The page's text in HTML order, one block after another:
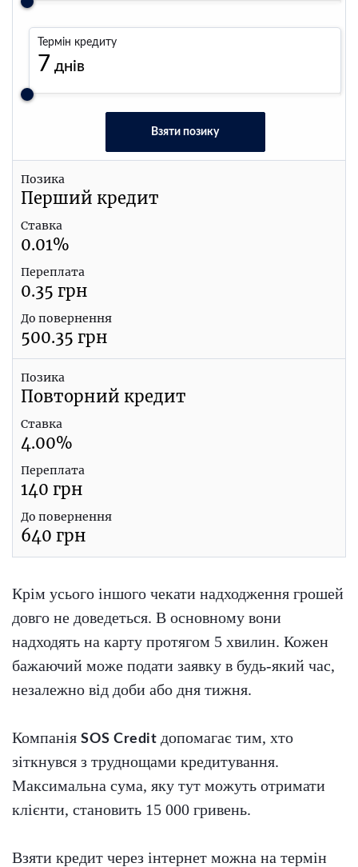
Термін кредиту
7 днів
Взяти позику
Позика
Перший кредит
Ставка
0.01%
Переплата
0.35 грн
До повернення
500.35 грн
Позика
Повторний кредит
Ставка
4.00%
Переплата
140 грн
До повернення
640 грн
Крім усього іншого чекати надходження грошей
довго не доведеться. В основному вони
надходять на карту протягом 5 хвилин. Кожен
бажаючий може подати заявку в будь-який час,
незалежно від доби або дня тижня.
Компанія SOS Credit допомагає тим, хто
зіткнувся з труднощами кредитування.
Максимальна сума, яку тут можуть отримати
клієнти, становить 15 000 гривень.
Взяти кредит через інтернет можна на термін